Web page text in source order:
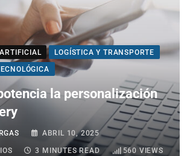
LOGÍSTICA Y TRANSPORTE
la personalización
ABRIL 10, 2025
3 MINUTES READ 560 VIEWS